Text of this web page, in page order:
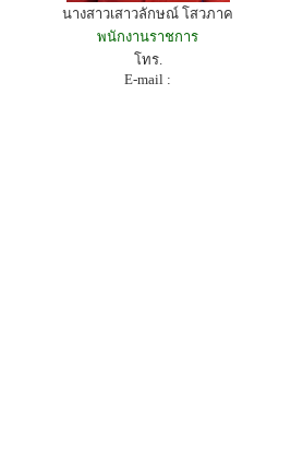
นางสาวเสาวลักษณ์ โสวภาค
พนักงานราชการ
โทร.
E-mail :